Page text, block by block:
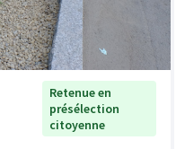
Retenue en
présélection
citoyenne